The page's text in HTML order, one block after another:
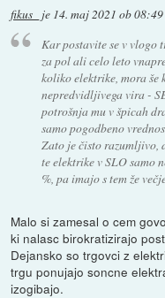
fikus_ je 14. maj 2021 ob 08:49
Kar postavite se v vlogo
za pol ali celo leto
koliko elektrike, mora še
nepredvidljivega vira -
potrošnja mu v špicah
samo pogodbeno
Zato je čisto razumljivo,
te elektrike v SLO samo
%, pa imajo s tem že
Malo si zamesal o cem
ki nalasc birokratizirajo
Dejansko so trgovci z
trgu ponujajo soncne
izogibajo.